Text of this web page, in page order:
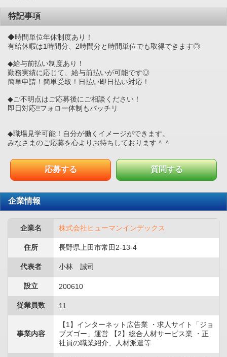
特記事項
◆時間単位年休制度あり！
有給休暇は1時間分、2時間分と時間単位でも取得できます◎
◆給与前払い制度あり！
勤務実績に応じて、給与前払いが可能です◎
簡単申請！簡単受取！日払い即日払い対応！
◆ご不明点はご応募後にご相談ください！
即日対応!!フォロー体制もバッチリ
◆職場見学可能！自分が働くイメージができます。
みなさまのご応募を心よりお待ちしております＾＾
応募する 質問する
企業情報
企業名 株式会社ヒューマンインデックス
住所 長野県上田市常田2-13-4
代表者 小林 誠司
設立 200610
従業員数 11
事業内容
【1】インターネット広告業 ・求人サイト「ジョ
ブズゴー」運営 【2】総合人材サービス業 ・正
社員の職業紹介、人材派遣等